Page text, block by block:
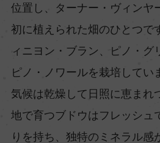
位置し、ターナー・ヴィンヤ
初に植えられた畑のひとつで
ィニヨン・ブラン、ピノ・グ
ピノ・ノワールを栽培してい
気候は乾燥して日照に恵まれ
地で育つブドウはフレッシュ
りを持ち、独特のミネラル感